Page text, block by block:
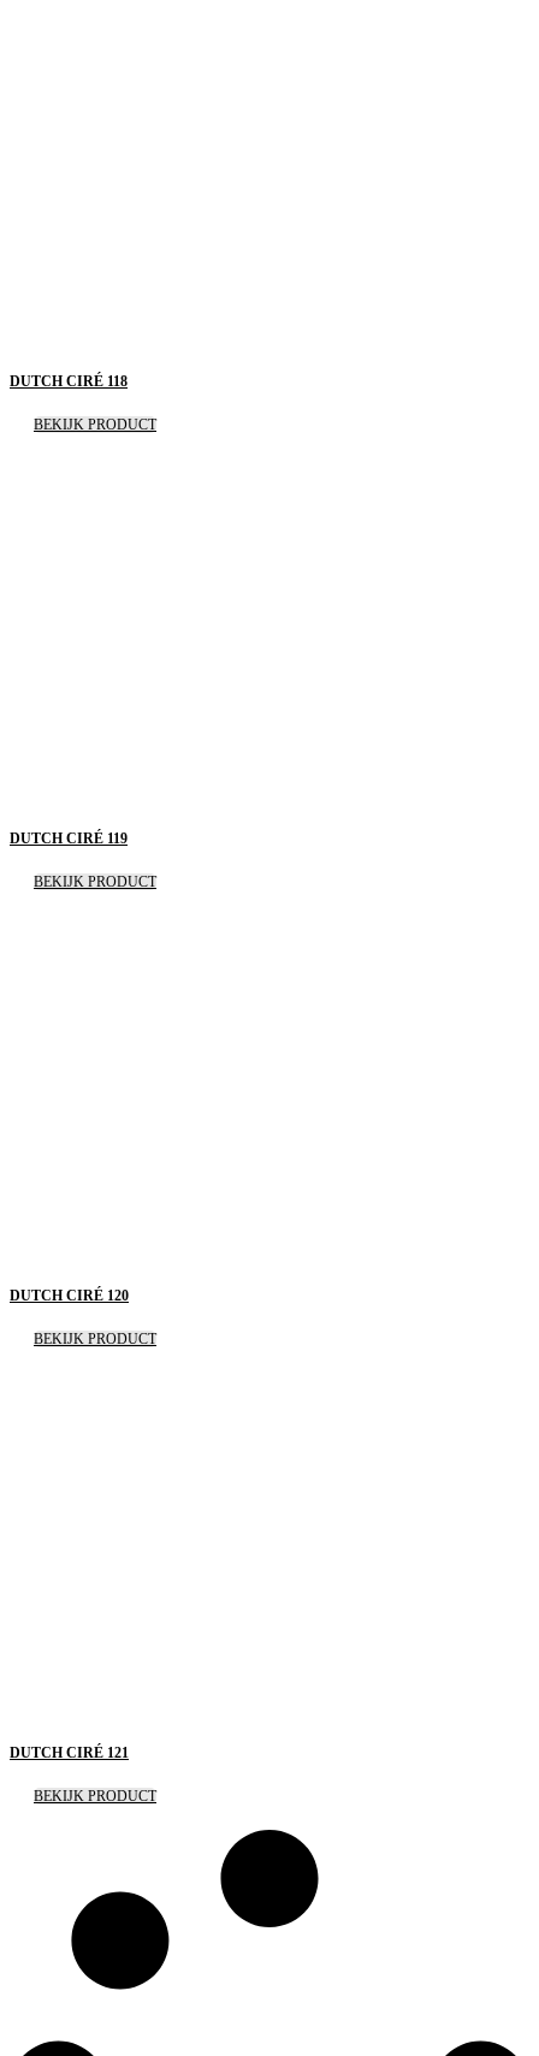
DUTCH CIRÉ 118
BEKIJK PRODUCT
DUTCH CIRÉ 119
BEKIJK PRODUCT
DUTCH CIRÉ 120
BEKIJK PRODUCT
DUTCH CIRÉ 121
BEKIJK PRODUCT